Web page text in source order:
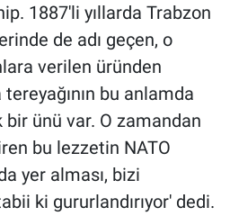
1887'li yıllarda Trabzon
de adı geçen, o
verilen üründen
bu anlamda
ünü var. O zamandan
bu lezzetin NATO
yer alması, bizi
ki gururlandırıyor' dedi.